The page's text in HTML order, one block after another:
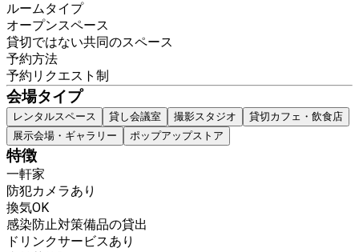
ルームタイプ
オープンスペース
貸切ではない共同のスペース
予約方法
予約リクエスト制
会場タイプ
レンタルスペース 貸し会議室 撮影スタジオ
貸切カフェ・飲食店
展示会場・ギャラリー
ポップアップストア
特徴
一軒家
防犯カメラあり
換気OK
感染防止対策備品の貸出
ドリンクサービスあり